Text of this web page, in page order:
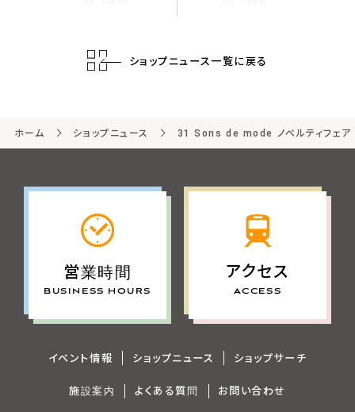
ショップニュース一覧に戻る
ホーム ショップニュース 31 Sons de mode ノベルティフェア
営業時間
BUSINESS HOURS
アクセス
ACCESS
イベント情報 ショップニュース ショップサーチ
施設案内 よくある質問 お問い合わせ